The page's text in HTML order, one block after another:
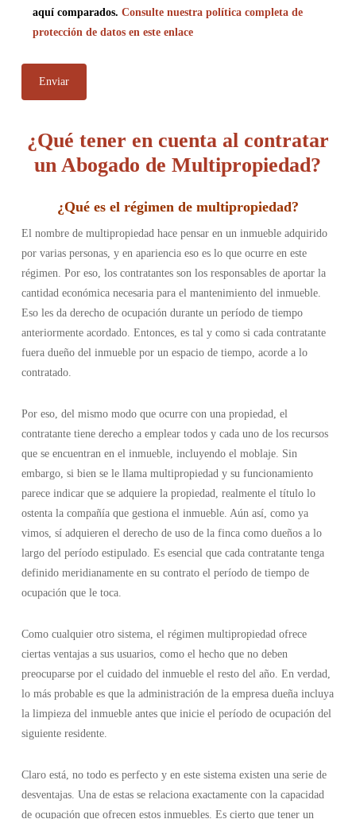
aquí comparados. Consulte nuestra política completa de
protección de datos en este enlace
¿Qué tener en cuenta al contratar
un Abogado de Multipropiedad?
¿Qué es el régimen de multipropiedad?
El nombre de multipropiedad hace pensar en un inmueble adquirido
por varias personas, y en apariencia eso es lo que ocurre en este
régimen. Por eso, los contratantes son los responsables de aportar la
cantidad económica necesaria para el mantenimiento del inmueble.
Eso les da derecho de ocupación durante un período de tiempo
anteriormente acordado. Entonces, es tal y como si cada contratante
fuera dueño del inmueble por un espacio de tiempo, acorde a lo
contratado.
Por eso, del mismo modo que ocurre con una propiedad, el
contratante tiene derecho a emplear todos y cada uno de los recursos
que se encuentran en el inmueble, incluyendo el moblaje. Sin
embargo, si bien se le llama multipropiedad y su funcionamiento
parece indicar que se adquiere la propiedad, realmente el título lo
ostenta la compañía que gestiona el inmueble. Aún así, como ya
vimos, sí adquieren el derecho de uso de la finca como dueños a lo
largo del período estipulado. Es esencial que cada contratante tenga
definido meridianamente en su contrato el período de tiempo de
ocupación que le toca.
Como cualquier otro sistema, el régimen multipropiedad ofrece
ciertas ventajas a sus usuarios, como el hecho que no deben
preocuparse por el cuidado del inmueble el resto del año. En verdad,
lo más probable es que la administración de la empresa dueña incluya
la limpieza del inmueble antes que inicie el período de ocupación del
siguiente residente.
Claro está, no todo es perfecto y en este sistema existen una serie de
desventajas. Una de estas se relaciona exactamente con la capacidad
de ocupación que ofrecen estos inmuebles. Es cierto que tener un